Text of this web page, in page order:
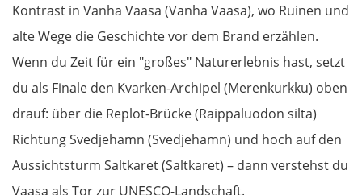
Kontrast in Vanha Vaasa (Vanha Vaasa), wo Ruinen und
alte Wege die Geschichte vor dem Brand erzählen.
Wenn du Zeit für ein "großes" Naturerlebnis hast, setzt
du als Finale den Kvarken-Archipel (Merenkurkku) oben
drauf: über die Replot-Brücke (Raippaluodon silta)
Richtung Svedjehamn (Svedjehamn) und hoch auf den
Aussichtsturm Saltkaret (Saltkaret) – dann verstehst du
Vaasa als Tor zur UNESCO-Landschaft.
Łomża
Wyszków
Żyrardów
Łódź